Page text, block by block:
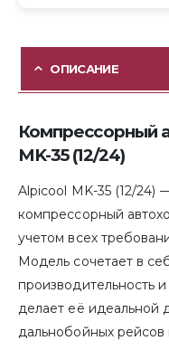
ОПИСАНИЕ
Компрессорный
MK-35 (12/24)
Alpicool MK-35 (12/24)
компрессорный
учетом всех
Модель сочетает в
производительность
делает её идеальной
дальнобойных рейсов